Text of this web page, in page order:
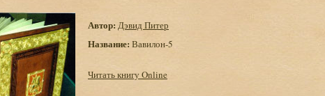
Автор: Дэвид Питер
Название: Вавилон-5
Читать книгу Online